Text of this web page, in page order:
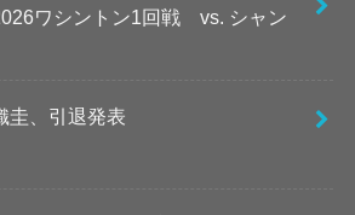
ワシントン1回戦 vs. シャン
圭、引退発表